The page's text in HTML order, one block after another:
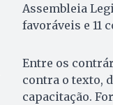
Assembleia
favoráveis e 11
Entre os
contra o texto,
capacitação.